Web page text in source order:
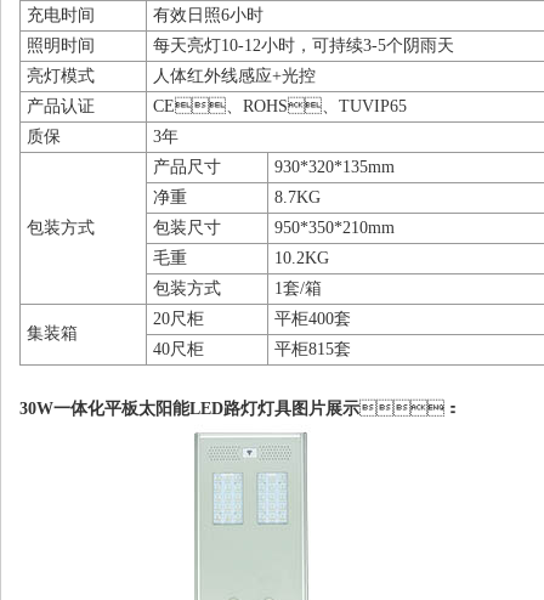
充电时间
有效日照6小时
照明时间
每天亮灯10-12小时，可持续3-5个阴雨天
亮灯模式
人体红外线感应+光控
产品认证
CE、ROHS、TUVIP65
质保
3年
包装方式
产品尺寸
930*320*135mm
净重
8.7KG
包装尺寸
950*350*210mm
毛重
10.2KG
包装方式
1套/箱
集装箱
20尺柜
平柜400套
40尺柜
平柜815套
30W一体化平板太阳能LED路灯灯具图片展示：